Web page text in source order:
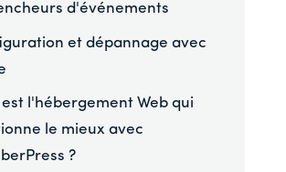
d'événements
et dépannage avec
l'hébergement Web qui
le mieux avec
?